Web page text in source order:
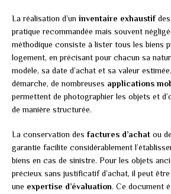
La réalisation d’un inventaire exhaustifdes
pratique recommandée mais souvent
méthodique consiste à lister tous les biens
logement, en précisant pour chacun sa
modèle, sa date d’achat et sa valeur
démarche, de nombreuses applications
permettent de photographier les objets et
de manière structurée.
La conservation des factures d’achat ou
garantie facilite considérablement
biens en cas de sinistre. Pour les objets
précieux sans justificatif d’achat, il peut
une expertise d’évaluation. Ce document